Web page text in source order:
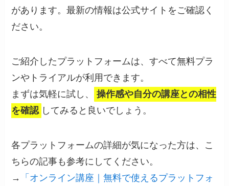
があります。最新の情報は公式サイトをご確認く
ださい。
ご紹介したプラットフォームは、すべて無料プラ
ンやトライアルが利用できます。
まずは気軽に試し、
操作感や自分の講座との相性
を確認 してみると良いでしょう。
各プラットフォームの詳細が気になった方は、こ
ちらの記事も参考にしてください。
→
「オンライン講座｜無料で使えるプラットフォ